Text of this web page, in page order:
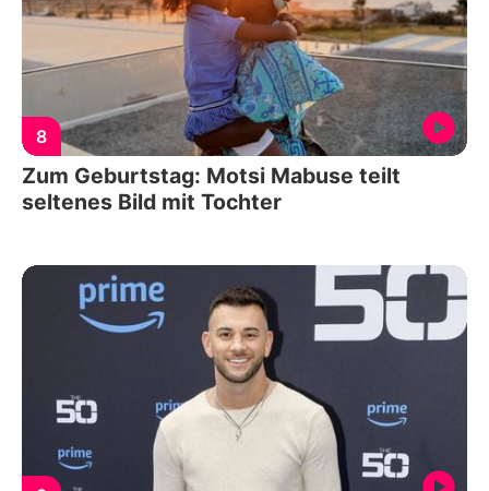
8
Zum Geburtstag: Motsi Mabuse teilt
seltenes Bild mit Tochter